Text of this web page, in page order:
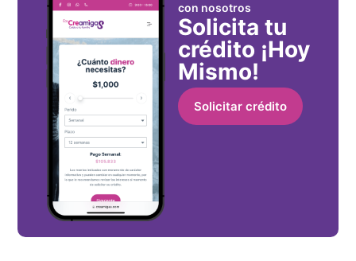
con nosotros
Solicita tu
crédito ¡Hoy
Mismo!
Solicitar crédito